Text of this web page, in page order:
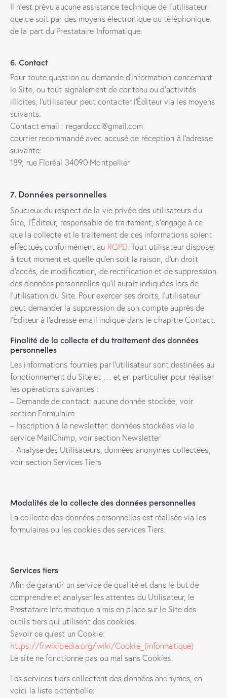
Il n’est prévu aucune assistance technique de l’utilisateur
que ce soit par des moyens électronique ou téléphonique
de la part du Prestataire Informatique.
6. Contact
Pour toute question ou demande d’information concernant
le Site, ou tout signalement de contenu ou d’activités
illicites, l’utilisateur peut contacter l’Éditeur via les moyens
suivants:
Contact email : regardocc@gmail.com
courrier recommandé avec accusé de réception à l’adresse
suivante:
189, rue Floréal 34090 Montpellier
7. Données personnelles
Soucieux du respect de la vie privée des utilisateurs du
Site, l’Éditeur, responsable de traitement, s’engage à ce
que la collecte et le traitement de ces informations soient
effectués conformément au RGPD. Tout utilisateur dispose,
à tout moment et quelle qu’en soit la raison, d’un droit
d’accès, de modification, de rectification et de suppression
des données personnelles qu’il aurait indiquées lors de
l’utilisation du Site. Pour exercer ses droits, l’utilisateur
peut demander la suppression de son compte auprès de
l’Éditeur à l’adresse email indiqué dans le chapitre Contact.
Finalité de la collecte et du traitement des données
personnelles
Les informations fournies par l’utilisateur sont destinées au
fonctionnement du Site et … et en particulier pour réaliser
les opérations suivantes :
– Demande de contact: aucune donnée stockée, voir
section Formulaire
– Inscription à la newsletter: données stockées via le
service MailChimp, voir section Newsletter
– Analyse des Utilisateurs, données anonymes collectées,
voir section Services Tiers
Modalités de la collecte des données personnelles
La collecte des données personnelles est réalisée via les
formulaires ou les cookies des services Tiers.
Services tiers
Afin de garantir un service de qualité et dans le but de
comprendre et analyser les attentes du Utilisateur, le
Prestataire Informatique a mis en place sur le Site des
outils tiers qui utilisent des cookies.
Savoir ce qu’est un Cookie:
https://fr.wikipedia.org/wiki/Cookie_(informatique)
Le site ne fonctionne pas ou mal sans Cookies.
Les services tiers collectent des données anonymes, en
voici la liste potentielle: